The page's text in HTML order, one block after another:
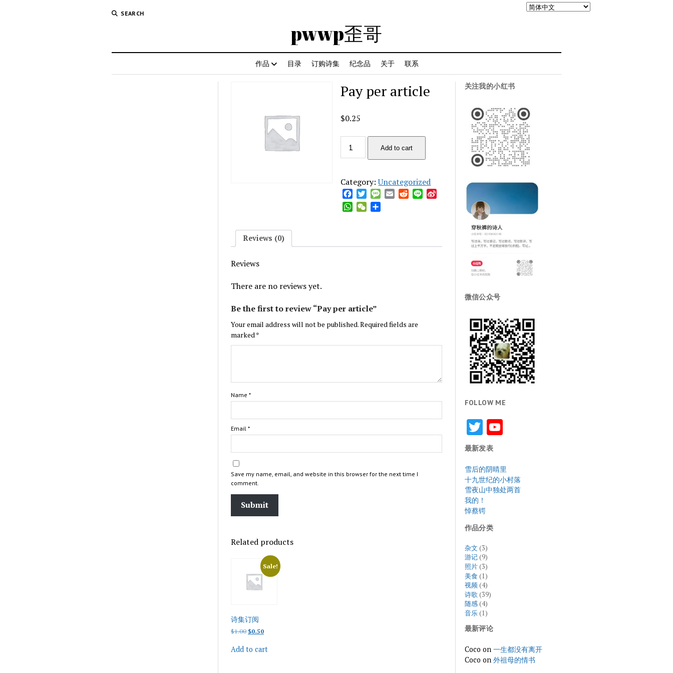
SEARCH
pwwp歪哥
作品 目录 订购诗集 纪念品 关于 联系
Pay per article
$0.25
per
quantity
Add to cart
Category:Uncategorized
Facebook
TwitterMessageEmailRedditLine
WhatsApp
WeChat
Reviews (0)
Reviews
There are no reviews yet.
Be the first to review “Pay per article”
Your email address will not be published.Required fields are
marked *
Name *
Email *
Save my name, email, and website in this browser for the next time I
comment.
Related products
Sale!
诗集订阅
$1.00 Original
was:
$1.00.
$0.50Current
is:
$0.50.
Add to cart
关注我的小红书
微信公众号
FOLLOW ME
TwitterYouTube
最新发表
雪后的阴晴里
十九世纪的小村落
雪夜山中独处两首
我的！
悼蔡锷
作品分类
杂文 (3)
游记(9)
照片(3)
美食 (1)
视频(4)
诗歌 (39)
随感(4)
音乐(1)
最新评论
Coco on 一生都没有离开
Coco on 外祖母的情书